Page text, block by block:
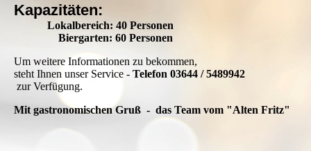
Kapazitäten:
Lokalbereich: 40 Personen
Biergarten: 60 Personen
Um weitere Informationen zu bekommen,
steht Ihnen unser Service - Telefon 03644 / 5489942
zur Verfügung.
Mit gastronomischen Gruß - das Team vom "Alten Fritz"